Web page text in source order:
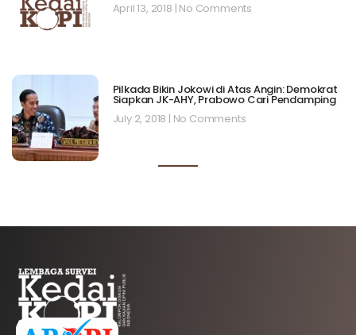
April 13, 2018 No Comments
Pilkada Bikin Jokowi di Atas Angin: Demokrat
Siapkan JK-AHY, Prabowo Cari Pendamping
July 2, 2018 No Comments
AFILIASI